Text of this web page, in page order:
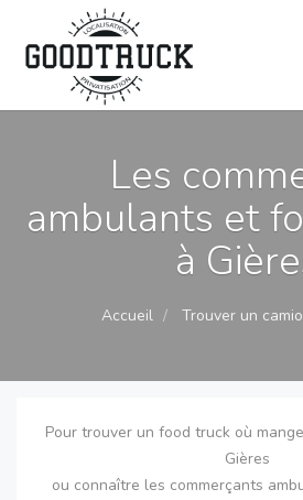
Les
ambulants et
à
Accueil Trouver un
Pour trouver un food truck où
Gières
ou connaître les commerçants